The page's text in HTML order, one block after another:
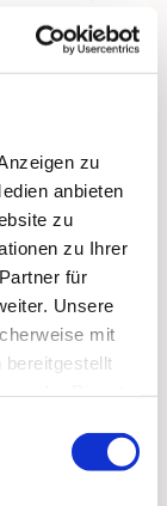
zu
anbieten
zu
zu Ihrer
für
Unsere
mit
bereitgestellt